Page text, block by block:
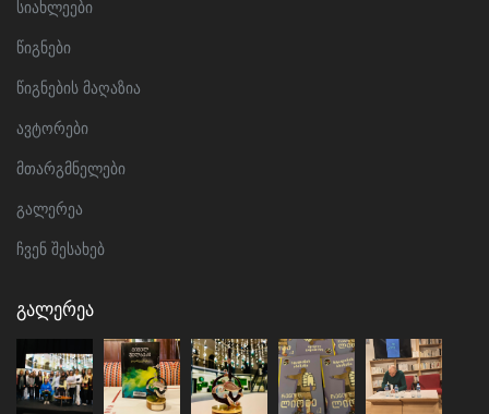
სიახლეები
წიგნები
წიგნების მაღაზია
ავტორები
მთარგმნელები
გალერეა
ჩვენ შესახებ
Გალერეა